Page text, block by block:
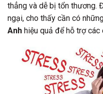
thẳng và dễ bị tổn thương.
ngại, cho thấy cần có
Anh hiệu quả để hỗ trợ